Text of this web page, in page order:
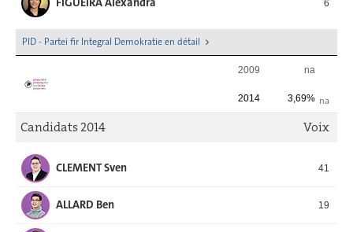
6
PID - Partei fir Integral Demokratie en détail
2009 na
na
2014 3,69%
Candidats 2014 Voix
CLEMENT Sven 41
ALLARD Ben 19